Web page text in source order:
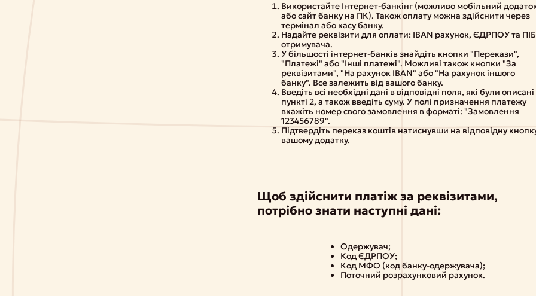
Використайте Інтернет-банкінг (можливо мобільний
або сайт банку на ПК). Також оплату можна здійснити через
термінал або касу банку.
Надайте реквізити для оплати: IBAN рахунок, ЄДРПОУ та ПІБ
отримувача.
У більшості інтернет-банків знайдіть кнопки "Перекази",
"Платежі" або "Інші платежі". Можливі також кнопки "За
реквізитами", "На рахунок IBAN" або "На рахунок іншого
банку". Все залежить від вашого банку.
Введіть всі необхідні дані в відповідні поля, які були описані
пункті 2, а також введіть суму. У полі призначення платежу
вкажіть номер свого замовлення в форматі: "Замовлення
123456789".
Підтвердіть переказ коштів натиснувши на відповідну
вашому додатку.
Щоб здійснити платіж за реквізитами,
потрібно знати наступні дані:
Одержувач;
Код ЄДРПОУ;
Код МФО (код банку-одержувача);
Поточний розрахунковий рахунок.